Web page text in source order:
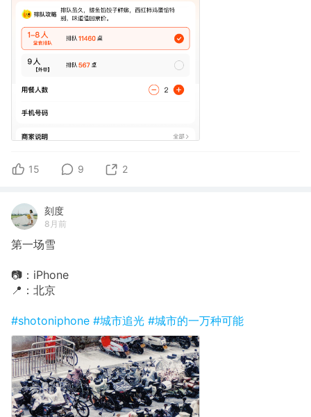
15 9 2
刻度
8月前
第一场雪
📷：iPhone
📍：北京
#shotoniphone #城市追光 #城市的一万种可能